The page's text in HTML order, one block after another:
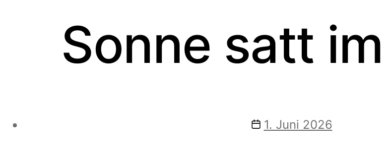
Sonne satt
Veröffentlichungsdatum
1. Juni 2026